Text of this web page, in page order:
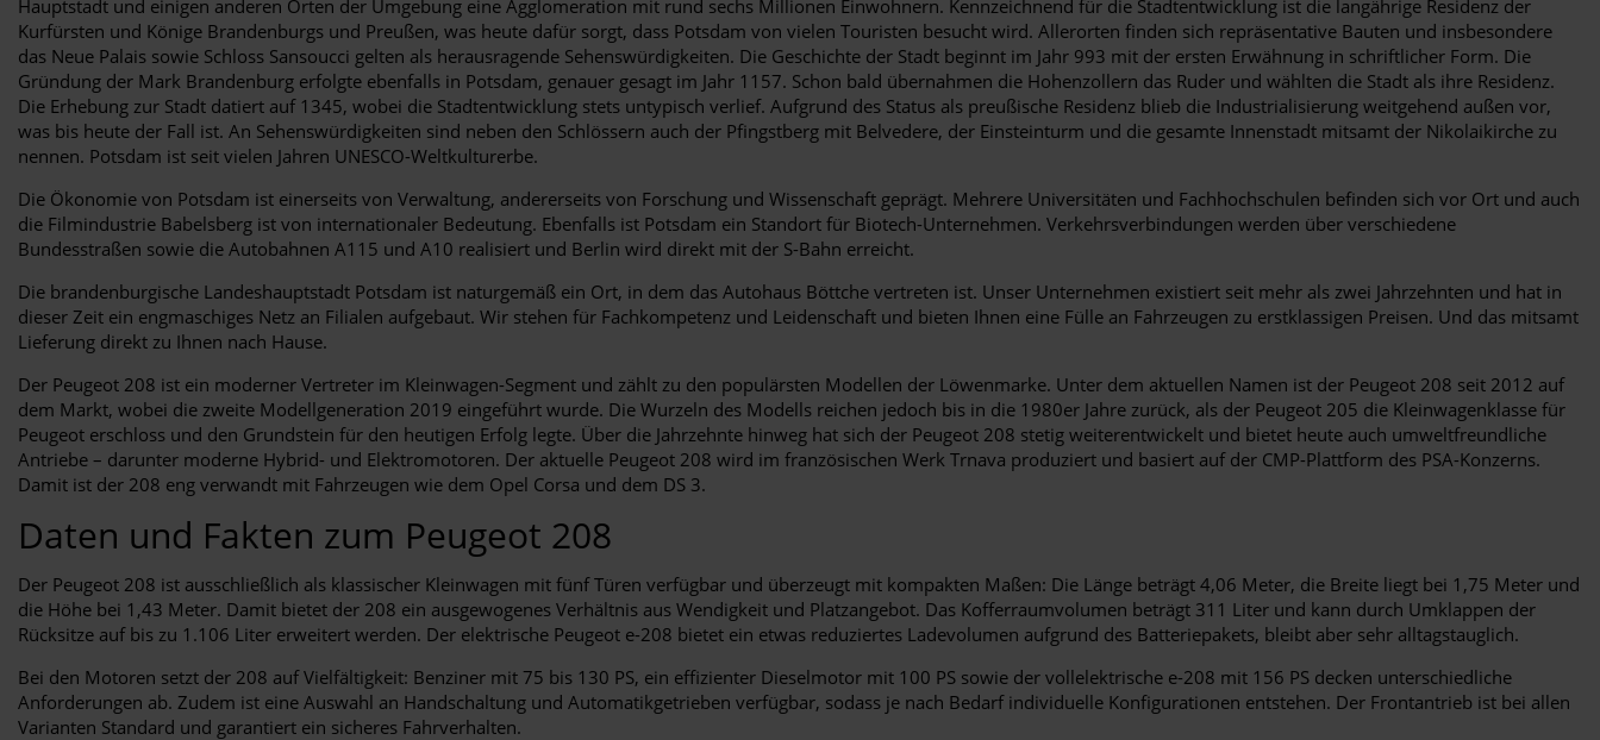
Hauptstadt und einigen anderen Orten der Umgebung eine Agglomeration mit rund sechs Millionen Einwohnern. Kennzeichnend für die Stadtentwicklung ist die langährige Residenz der
Kurfürsten und Könige Brandenburgs und Preußen, was heute dafür sorgt, dass Potsdam von vielen Touristen besucht wird. Allerorten finden sich repräsentative Bauten und insbesondere
das Neue Palais sowie Schloss Sansoucci gelten als herausragende Sehenswürdigkeiten. Die Geschichte der Stadt beginnt im Jahr 993 mit der ersten Erwähnung in schriftlicher Form. Die
Gründung der Mark Brandenburg erfolgte ebenfalls in Potsdam, genauer gesagt im Jahr 1157. Schon bald übernahmen die Hohenzollern das Ruder und wählten die Stadt als ihre Residenz.
Die Erhebung zur Stadt datiert auf 1345, wobei die Stadtentwicklung stets untypisch verlief. Aufgrund des Status als preußische Residenz blieb die Industrialisierung weitgehend außen vor,
was bis heute der Fall ist. An Sehenswürdigkeiten sind neben den Schlössern auch der Pfingstberg mit Belvedere, der Einsteinturm und die gesamte Innenstadt mitsamt der Nikolaikirche zu
nennen. Potsdam ist seit vielen Jahren UNESCO-Weltkulturerbe.
Die Ökonomie von Potsdam ist einerseits von Verwaltung, andererseits von Forschung und Wissenschaft geprägt. Mehrere Universitäten und Fachhochschulen befinden sich vor Ort und auch
die Filmindustrie Babelsberg ist von internationaler Bedeutung. Ebenfalls ist Potsdam ein Standort für Biotech-Unternehmen. Verkehrsverbindungen werden über verschiedene
Bundesstraßen sowie die Autobahnen A115 und A10 realisiert und Berlin wird direkt mit der S-Bahn erreicht.
Die brandenburgische Landeshauptstadt Potsdam ist naturgemäß ein Ort, in dem das Autohaus Böttche vertreten ist. Unser Unternehmen existiert seit mehr als zwei Jahrzehnten und hat in
dieser Zeit ein engmaschiges Netz an Filialen aufgebaut. Wir stehen für Fachkompetenz und Leidenschaft und bieten Ihnen eine Fülle an Fahrzeugen zu erstklassigen Preisen. Und das mitsamt
Lieferung direkt zu Ihnen nach Hause.
Der Peugeot 208 ist ein moderner Vertreter im Kleinwagen-Segment und zählt zu den populärsten Modellen der Löwenmarke. Unter dem aktuellen Namen ist der Peugeot 208 seit 2012 auf
dem Markt, wobei die zweite Modellgeneration 2019 eingeführt wurde. Die Wurzeln des Modells reichen jedoch bis in die 1980er Jahre zurück, als der Peugeot 205 die Kleinwagenklasse für
Peugeot erschloss und den Grundstein für den heutigen Erfolg legte. Über die Jahrzehnte hinweg hat sich der Peugeot 208 stetig weiterentwickelt und bietet heute auch umweltfreundliche
Antriebe – darunter moderne Hybrid- und Elektromotoren. Der aktuelle Peugeot 208 wird im französischen Werk Trnava produziert und basiert auf der CMP-Plattform des PSA-Konzerns.
Damit ist der 208 eng verwandt mit Fahrzeugen wie dem Opel Corsa und dem DS 3.
Daten und Fakten zum Peugeot 208
Der Peugeot 208 ist ausschließlich als klassischer Kleinwagen mit fünf Türen verfügbar und überzeugt mit kompakten Maßen: Die Länge beträgt 4,06 Meter, die Breite liegt bei 1,75 Meter und
die Höhe bei 1,43 Meter. Damit bietet der 208 ein ausgewogenes Verhältnis aus Wendigkeit und Platzangebot. Das Kofferraumvolumen beträgt 311 Liter und kann durch Umklappen der
Rücksitze auf bis zu 1.106 Liter erweitert werden. Der elektrische Peugeot e-208 bietet ein etwas reduziertes Ladevolumen aufgrund des Batteriepakets, bleibt aber sehr alltagstauglich.
Bei den Motoren setzt der 208 auf Vielfältigkeit: Benziner mit 75 bis 130 PS, ein effizienter Dieselmotor mit 100 PS sowie der vollelektrische e-208 mit 156 PS decken unterschiedliche
Anforderungen ab. Zudem ist eine Auswahl an Handschaltung und Automatikgetrieben verfügbar, sodass je nach Bedarf individuelle Konfigurationen entstehen. Der Frontantrieb ist bei allen
Varianten Standard und garantiert ein sicheres Fahrverhalten.